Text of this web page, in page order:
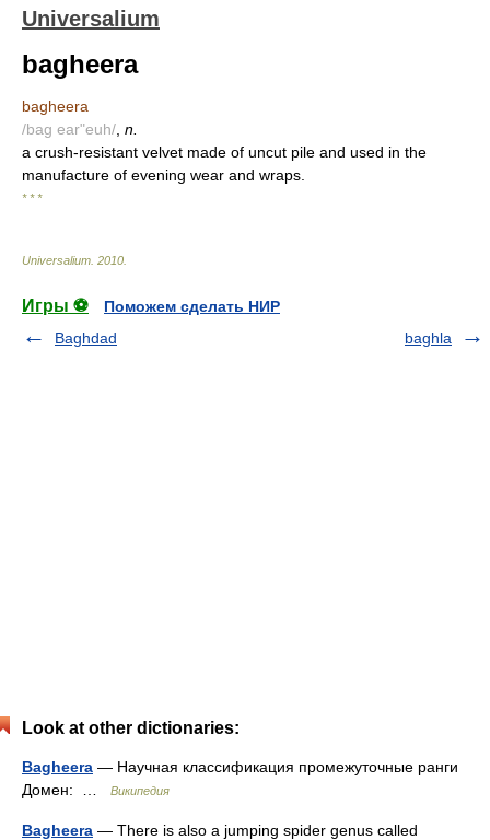
Universalium
bagheera
bagheera
/bag ear"euh/ n.
a crush-resistant velvet made of uncut pile and used in the
manufacture of evening wear and wraps.
* * *
Universalium 2010
Игры ⚽
Поможем сделать НИР
Baghdad
baghla
Look at other dictionaries:
Bagheera — Научная классификация промежуточные ранги
Домен: …
Википедия
Bagheera — There is also a jumping spider genus called